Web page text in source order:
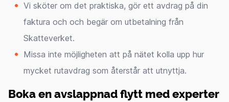
Vi sköter om det praktiska, gör ett avdrag på din
faktura och och begär om utbetalning från
Skatteverket.
Missa inte möjligheten att på nätet kolla upp hur
mycket rutavdrag som återstår att utnyttja.
Boka en avslappnad flytt med experter